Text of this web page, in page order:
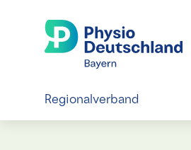
Regionalverband